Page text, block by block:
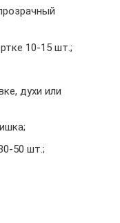
10-15 шт.;
духи или
50 шт.;